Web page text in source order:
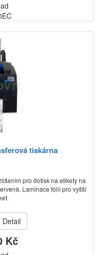
tiskárna
pro dotisk na etikety na
Laminace fólií pro vyšší
Detail
Kč